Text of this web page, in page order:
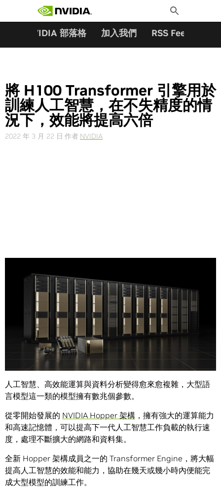
Toggle
Search
NVIDIA 部落格 加入我們 RSS Feeds
將 H100 Transformer 引擎用於
訓練人工智慧，在不失精度的情
況下，效能將提高六倍
2022 年 3 月 22 日 作者 NVIDIA
使用當前的運算平台來訓練最大的人工智慧模型，可能要花
上數個月的時間。這對企業來說太慢了。
人工智慧、高效能運算與資料分析變得愈來愈複雜，大型語
言模型這一類的模型擁有數兆個參數。
從零開始發展的 NVIDIA Hopper 架構 ，擁有強大的運算能力
和高速記憶體，可以提高下一代人工智慧工作負載的執行速
度，處理不斷擴大的網路和資料集。
全新 Hopper 架構成員之一的 Transformer Engine，將大幅
提高人工智慧的效能和能力，協助在幾天或幾小時內便能完
成大型模型的訓練工作。